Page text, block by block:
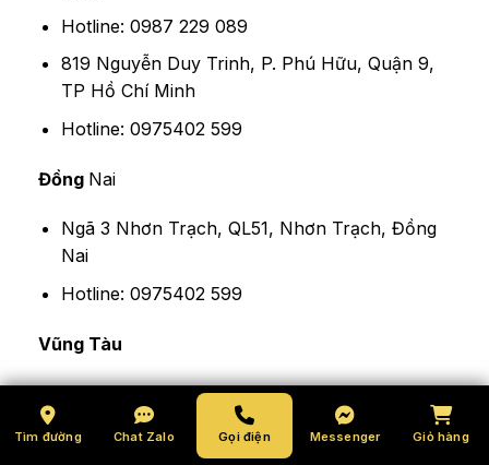
Hotline: 0987 229 089
819 Nguyễn Duy Trinh, P. Phú Hữu, Quận 9,
TP Hồ Chí Minh
Hotline: 0975402 599
Đồng Nai
Ngã 3 Nhơn Trạch, QL51, Nhơn Trạch, Đồng
Nai
Hotline: 0975402 599
Vũng Tàu
Ngã 3 Cảng Cái Mép, QL51, Phú Mỹ, Bà Rịa
Vũng Tàu
Hotline: 0977402 599
Tìm đường Chat Zalo Gọi điện Messenger Giỏ hàng